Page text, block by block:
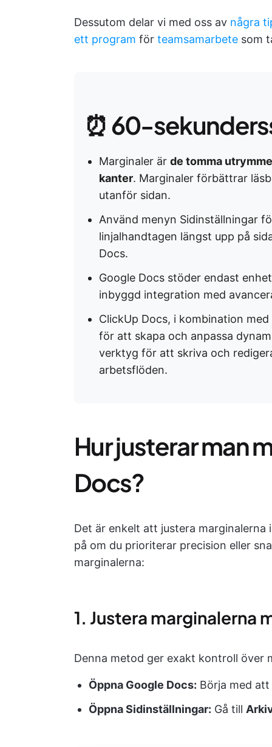
Dessutom delar vi med oss av några
ett program för teamsamarbete som
⏰ 60-
Marginaler är de tomma
kanter. Marginaler förbättrar
utanför sidan.
Använd menyn Sidinställningar
linjalhandtagen längst upp på
Docs.
Google Docs stöder endast
inbyggd integration med
ClickUp Docs, i kombination
för att skapa och anpassa
verktyg för att skriva och
arbetsflöden.
Hur justerar man
Docs?
Det är enkelt att justera marginalerna
på om du prioriterar precision eller
marginalerna:
1. Justera marginalerna
Denna metod ger exakt kontroll över
Öppna Google Docs: Börja med
Öppna Sidinställningar: Gå till